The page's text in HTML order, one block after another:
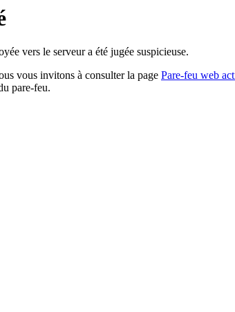
vers le serveur a été jugée suspicieuse.
vous invitons à consulter la page Pare-feu web
pare-feu.